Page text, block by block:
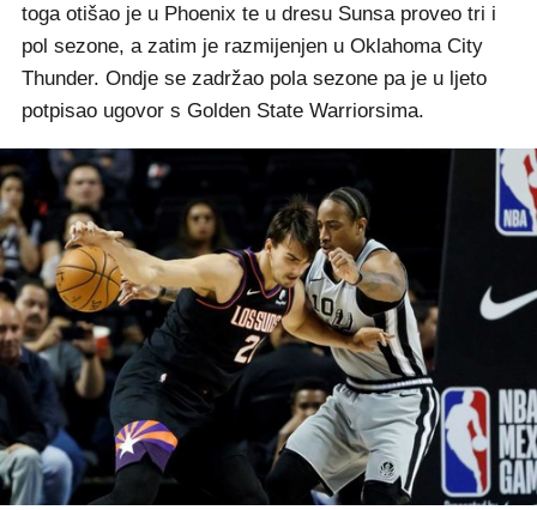
toga otišao je u Phoenix te u dresu Sunsa proveo tri i
pol sezone, a zatim je razmijenjen u Oklahoma City
Thunder. Ondje se zadržao pola sezone pa je u ljeto
potpisao ugovor s Golden State Warriorsima.